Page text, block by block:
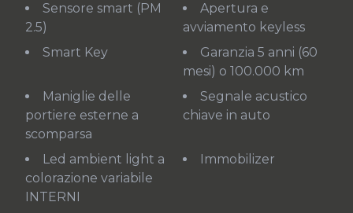
Sensore smart (PM
2.5)
Apertura e
avviamento keyless
Smart Key
Garanzia 5 anni (60
mesi) o 100.000 km
Maniglie delle
portiere esterne a
scomparsa
Segnale acustico
chiave in auto
Led ambient light a
colorazione variabile
INTERNI
Immobilizer